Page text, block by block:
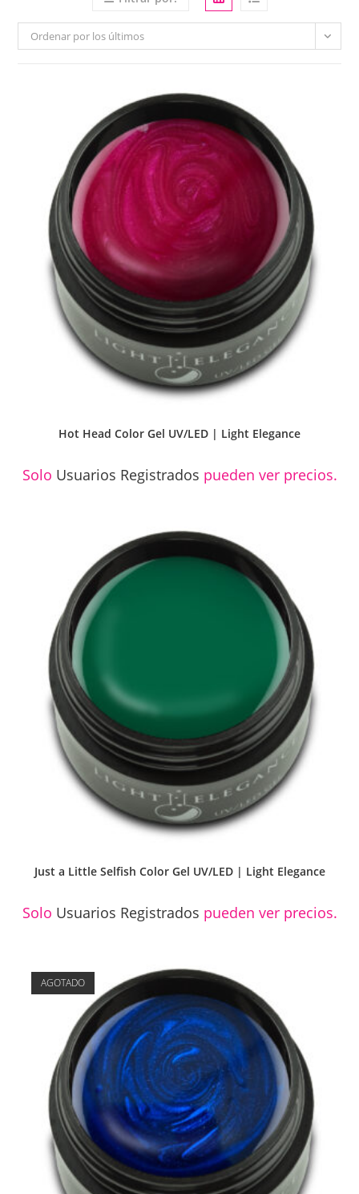
Ordenar por los últimos
Hot Head Color Gel UV/LED | Light Elegance
Solo Usuarios Registrados pueden ver precios.
Just a Little Selfish Color Gel UV/LED | Light Elegance
Solo Usuarios Registrados pueden ver precios.
AGOTADO